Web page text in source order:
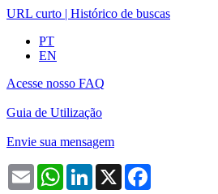
URL curto | Histórico de buscas
PT
EN
Acesse nosso FAQ
Guia de Utilização
Envie sua mensagem
Email WhatsAppLinkedIn
X